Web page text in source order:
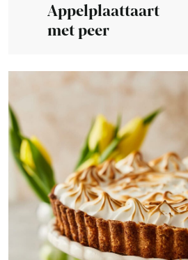
Appelplaattaart
met peer